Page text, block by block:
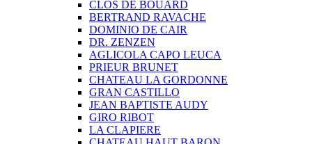
CLOS DE BOUARD
BERTRAND RAVACHE
DOMINIO DE CAIR
DR. ZENZEN
AGLICOLA CAPO LEUCA
PRIEUR BRUNET
CHATEAU LA GORDONNE
GRAN CASTILLO
JEAN BAPTISTE AUDY
GIRO RIBOT
LA CLAPIERE